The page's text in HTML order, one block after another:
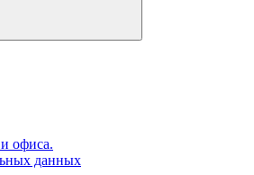
офиса.
данных